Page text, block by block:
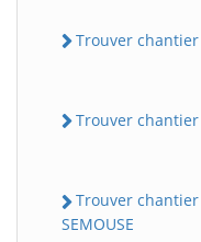
Trouver chantier
Trouver chantier
Trouver chantier
SEMOUSE